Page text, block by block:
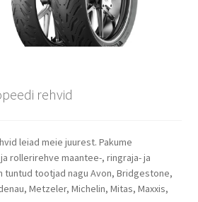
rehvid
leiad meie juurest. Pakume
rollerirehve maantee-, ringraja- ja
tuntud tootjad nagu Avon, Bridgestone,
Metzeler, Michelin, Mitas, Maxxis,